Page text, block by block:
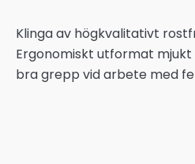
Klinga av högkvalitativt
Ergonomiskt utformat
bra grepp vid arbete med